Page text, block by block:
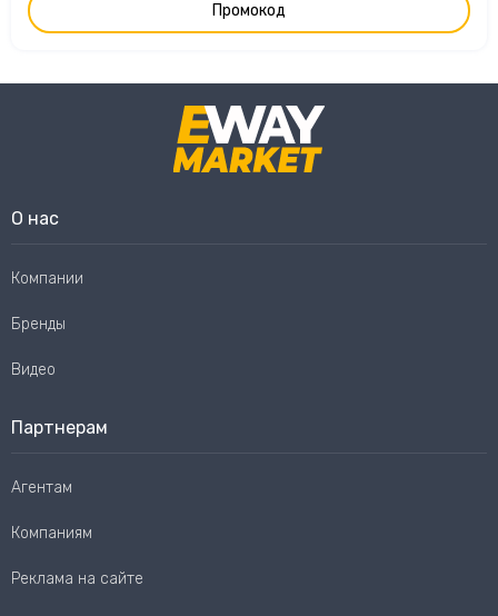
Промокод
О нас
Компании
Бренды
Видео
Партнерам
Агентам
Компаниям
Реклама на сайте